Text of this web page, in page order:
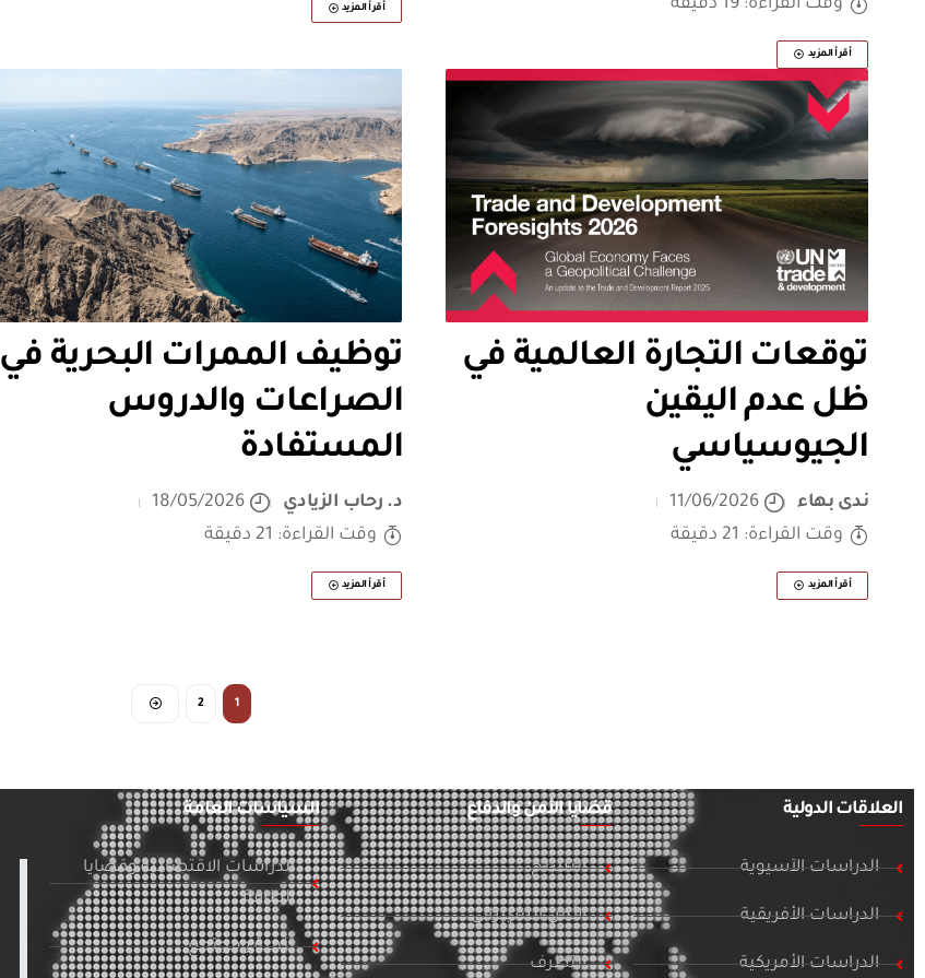
وقت القراءة: 19 دقيقة
أقرأ المزيد
أقرأ المزيد
توقعات التجارة العالمية في
ظل عدم اليقين
الجيوسياسي
ندى بهاء
11/06/2026
وقت القراءة: 21 دقيقة
أقرأ المزيد
توظيف الممرات البحرية في
الصراعات والدروس
المستفادة
د. رحاب الزيادي
18/05/2026
وقت القراءة: 21 دقيقة
أقرأ المزيد
1
2
العلاقات الدولية
الدراسات الآسيوية
الدراسات الأفريقية
الدراسات الأمريكية
قضايا الأمن والدفاع
التسلح
الأمن السيبراني
التطرف
السياسات العامة
الدراسات الاقتصادية وقضايا
الطاقة
تنمية ومجتمع